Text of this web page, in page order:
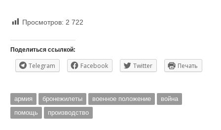
Просмотров: 2 722
Поделиться ссылкой:
Telegram Facebook Twitter Печать
армия бронежилеты военное положение
война
помощь
производство